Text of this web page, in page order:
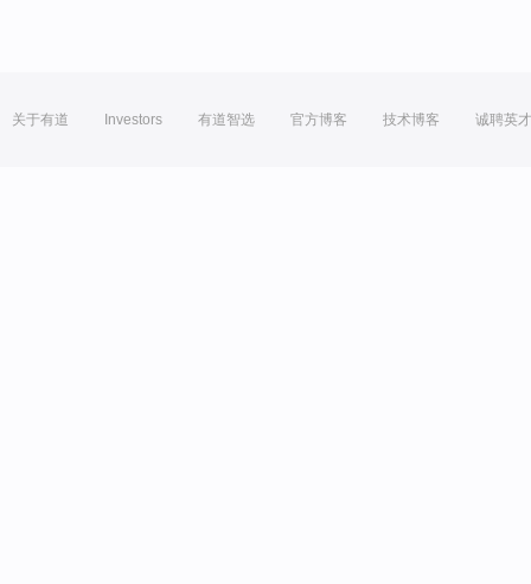
关于有道 Investors 有道智选 官方博客 技术博客 诚聘英才